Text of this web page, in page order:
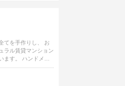
てを手作りし、 お
ラル賃貸マンション
ます。 ハンドメイ
に関する著書も出